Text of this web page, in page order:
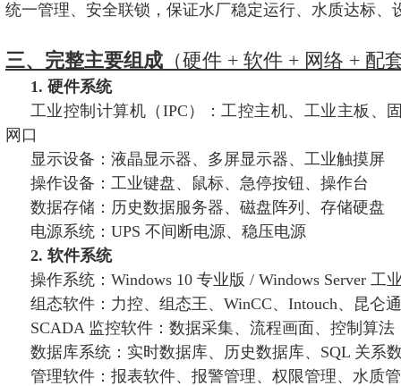
统一管理、安全联锁，保证水厂稳定运行、水质达标、
三、完整主要组成（硬件 + 软件 + 网络 + 配
1. 硬件系统
工业控制计算机（IPC）：工控主机、工业主板、
网口
显示设备：液晶显示器、多屏显示器、工业触摸屏
操作设备：工业键盘、鼠标、急停按钮、操作台
数据存储：历史数据服务器、磁盘阵列、存储硬盘
电源系统：UPS 不间断电源、稳压电源
2. 软件系统
操作系统：Windows 10 专业版 / Windows Server 工
组态软件：力控、组态王、WinCC、Intouch、昆仑
SCADA 监控软件：数据采集、流程画面、控制算法
数据库系统：实时数据库、历史数据库、SQL 关系
管理软件：报表软件、报警管理、权限管理、水质